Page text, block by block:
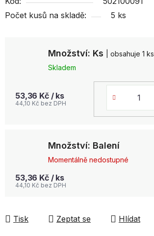
Množství: Ks
| obsahuje 1 ks
Skladem
53,36 Kč / ks
44,10 Kč bez DPH
Množství: Balení
Momentálně nedostupné
53,36 Kč / ks
44,10 Kč bez DPH
Počet kusů na skladě:
5 ks
Tisk Zeptat se Hlídat